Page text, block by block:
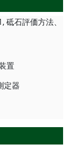
石評価方法、
置
定器